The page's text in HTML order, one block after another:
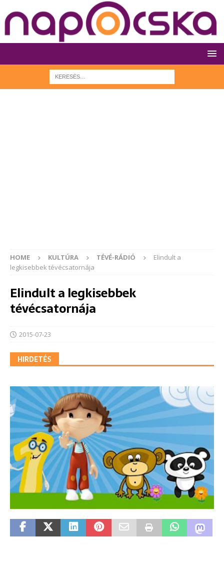
HOME KULTÚRA TÉVÉ-RÁDIÓ
Elindult a
legkisebbek tévécsatornája
Elindult a legkisebbek
tévécsatornája
2015-07-23
HIRDETÉS